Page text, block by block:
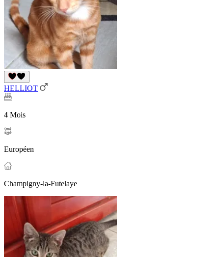
HELLIOT
4 Mois
Européen
Champigny-la-Futelaye